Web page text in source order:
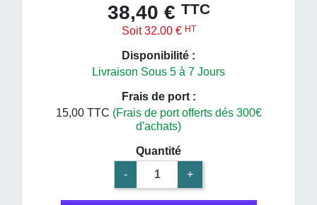
38,40 € TTC
Soit 32.00 € HT
Disponibilité :
Livraison Sous 5 à 7 Jours
Frais de port :
15,00 TTC (Frais de port offerts dés 300€
d'achats)
Quantité
-
+